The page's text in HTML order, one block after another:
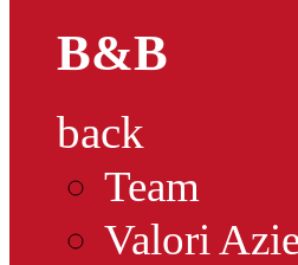
B&B
back
Team
Valori